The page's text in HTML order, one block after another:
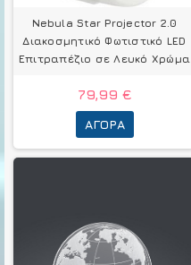
Nebula Star Projector 2.0
Διακοσμητικό Φωτιστικό LED
Επιτραπέζιο σε Λευκό Χρώμα
79,99 €
ΑΓΟΡΆ